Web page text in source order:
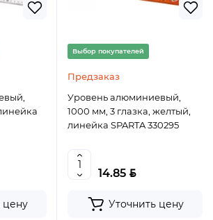
цену
Выбор покупателей
Предзаказ
Уровень алюминиевый,
1000 мм, 3 глазка, желтый,
линейка SPARTA 330295
14.85 BYN
Уточнить цену